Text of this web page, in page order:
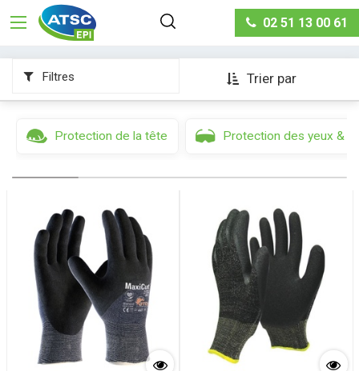
02 51 13 00 61
Protection des mains & des bras
Gants anti-
coupures
Filtres Trier par
Protection de la tête Protection des yeux &